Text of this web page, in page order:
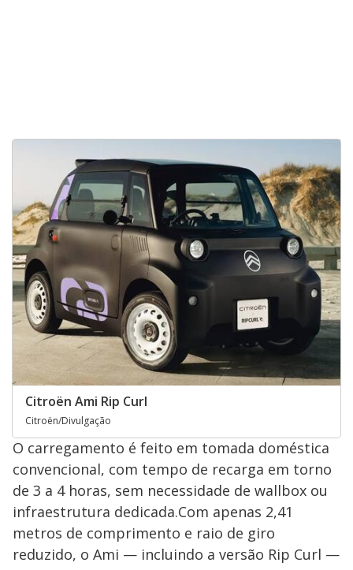
Citroën Ami Rip Curl
Citroën/Divulgação
O carregamento é feito em tomada doméstica
convencional, com tempo de recarga em torno
de 3 a 4 horas, sem necessidade de wallbox ou
infraestrutura dedicada.Com apenas 2,41
metros de comprimento e raio de giro
reduzido, o Ami — incluindo a versão Rip Curl —